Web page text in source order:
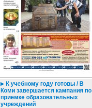
К учебному году готовы / В
Коми завершается кампания по
приемке образовательных
учреждений